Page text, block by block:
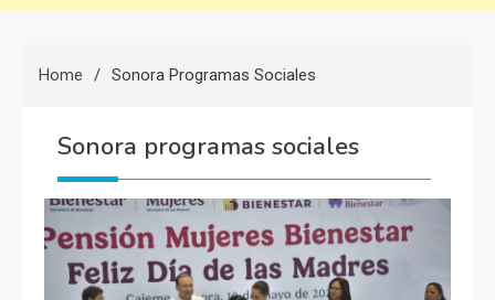
Home Sonora Programas Sociales
Sonora programas sociales